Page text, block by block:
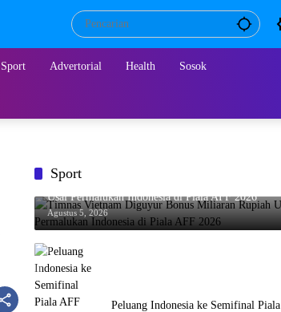
Sport Advertorial Health Sosok
Sport
Timnas Vietnam Diguyur Bonus Miliaran Rupiah
Usai Permalukan Indonesia di Piala AFF 2026
Agustus 5, 2026
Peluang Indonesia ke Semifinal Piala